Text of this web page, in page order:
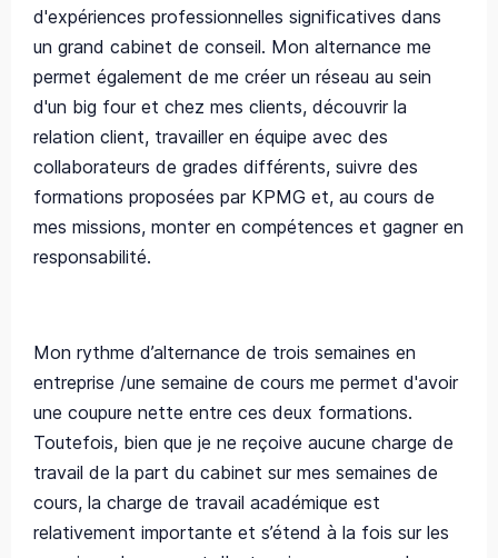
d'expériences professionnelles significatives dans
un grand cabinet de conseil. Mon alternance me
permet également de me créer un réseau au sein
d'un big four et chez mes clients, découvrir la
relation client, travailler en équipe avec des
collaborateurs de grades différents, suivre des
formations proposées par KPMG et, au cours de
mes missions, monter en compétences et gagner en
responsabilité.
Mon rythme d’alternance de trois semaines en
entreprise /une semaine de cours me permet d'avoir
une coupure nette entre ces deux formations.
Toutefois, bien que je ne reçoive aucune charge de
travail de la part du cabinet sur mes semaines de
cours, la charge de travail académique est
relativement importante et s’étend à la fois sur les